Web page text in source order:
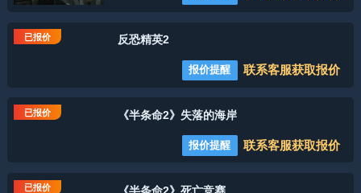
已报价 反恐精英2
报价提醒 联系客服获取报价
已报价 《半条命2》失落的海岸
报价提醒 联系客服获取报价
已报价